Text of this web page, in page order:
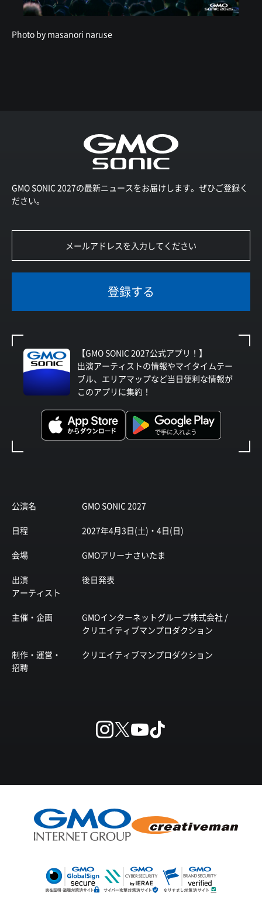
Photo by masanori naruse
公演名 GMO SONIC 2027
日程 2027年4月3日(土)・4日(日)
会場 GMOアリーナさいたま
出演
アーティスト
後日発表
主催・企画
GMOインターネットグループ株式会社 /
クリエイティブマンプロダクション
制作・運営・
招聘
クリエイティブマンプロダクション
GMO SONIC 2027の最新ニュースをお届けします。ぜひご登録く
ださい。
登録する
【GMO SONIC 2027公式アプリ！】
出演アーティストの情報やマイタイムテー
ブル、エリアマップなど当日便利な情報が
このアプリに集約！